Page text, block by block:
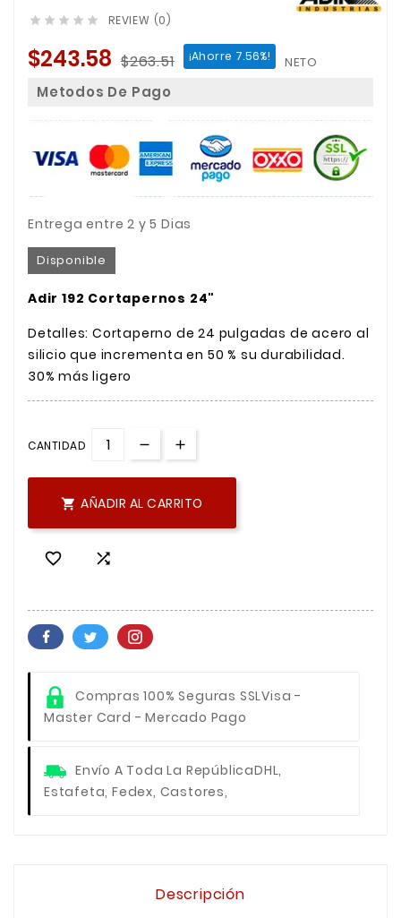
     REVIEW (0)
$243.58 $263.51 ¡Ahorre 7.56%! NETO
Metodos De Pago
Entrega entre 2 y 5 Dias
Disponible
Adir 192 Cortapernos 24"
Detalles: Cortaperno de 24 pulgadas de acero al
silicio que incrementa en 50 % su durabilidad.
30% más ligero
CANTIDAD
 AÑADIR AL CARRITO
 
Compras 100% Seguras SSLVisa -
Master Card - Mercado Pago
Envío A Toda La RepúblicaDHL,
Estafeta, Fedex, Castores,
Descripción